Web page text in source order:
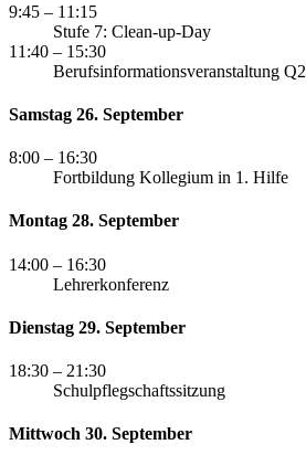
9:45 – 11:15
Stufe 7: Clean-up-Day
11:40 – 15:30
Berufsinformationsveranstaltung Q2
Samstag 26. September
8:00 – 16:30
Fortbildung Kollegium in 1. Hilfe
Montag 28. September
14:00 – 16:30
Lehrerkonferenz
Dienstag 29. September
18:30 – 21:30
Schulpflegschaftssitzung
Mittwoch 30. September